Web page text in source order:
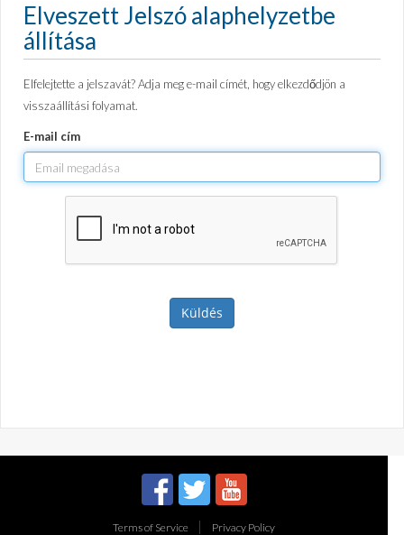
Elveszett Jelszó alaphelyzetbe
állítása
Elfelejtette a jelszavát? Adja meg e-mail címét, hogy elkezdődjön a
visszaállítási folyamat.
E-mail cím
Küldés
Terms of Service Privacy Policy